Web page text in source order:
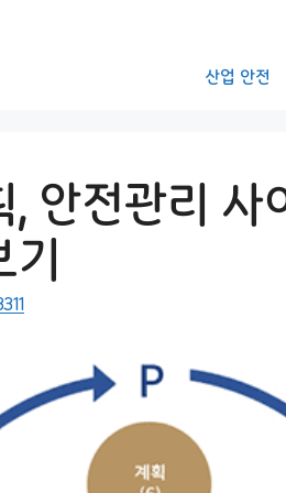
산업 안전
, 안전관리
기